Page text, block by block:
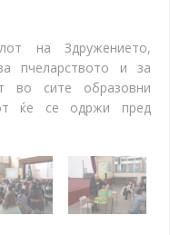
на Здружението,
пчеларството и за
во сите образовни
ќе се одржи пред